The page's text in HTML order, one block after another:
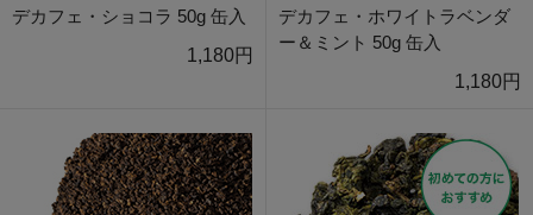
デカフェ・ショコラ 50g 缶入
1,180円
デカフェ・ホワイトラベンダ
ー＆ミント 50g 缶入
1,180円